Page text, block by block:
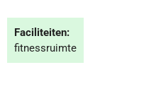
Faciliteiten:
fitnessruimte